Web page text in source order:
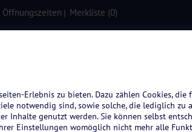
Öffnungszeiten Merkliste (0)
Erlebnis zu bieten. Dazu zählen Cookies,
notwendig sind, sowie solche, die lediglich zu
Inhalte genutzt werden. Sie können selbst
Einstellungen womöglich nicht mehr alle